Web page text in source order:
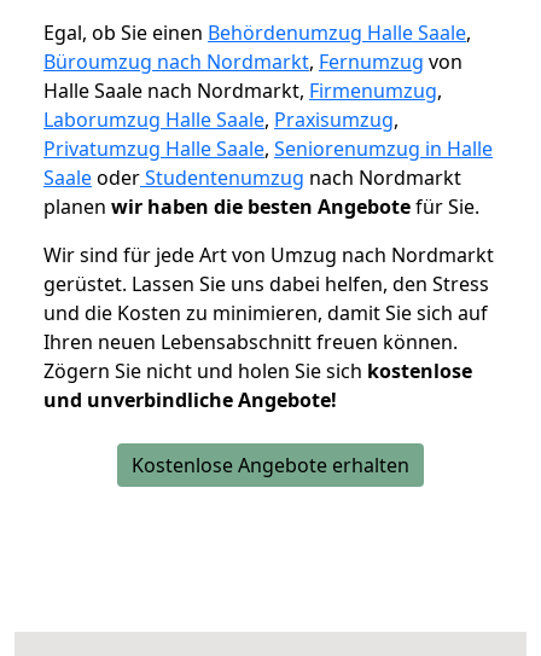
Egal, ob Sie einen Behördenumzug Halle Saale,
Büroumzug nach Nordmarkt, Fernumzug von
Halle Saale nach Nordmarkt, Firmenumzug,
Laborumzug Halle Saale, Praxisumzug,
Privatumzug Halle Saale, Seniorenumzug in Halle
SaaleoderStudentenumzug nach Nordmarkt
planen wir haben die besten Angebotefür Sie.
Wir sind für jede Art von Umzug nach Nordmarkt
gerüstet. Lassen Sie uns dabei helfen, den Stress
und die Kosten zu minimieren, damit Sie sich auf
Ihren neuen Lebensabschnitt freuen können.
Zögern Sie nicht und holen Sie sich kostenlose
und unverbindliche Angebote!
Kostenlose Angebote erhalten